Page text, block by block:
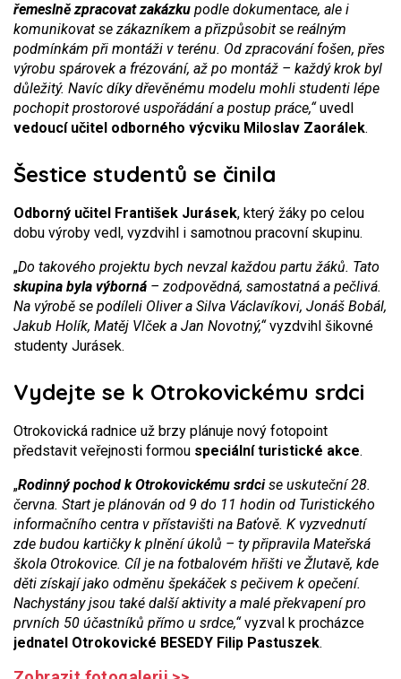
řemeslně zpracovat zakázku podle dokumentace, ale i
komunikovat se zákazníkem a přizpůsobit se reálným
podmínkám při montáži v terénu. Od zpracování fošen, přes
výrobu spárovek a frézování, až po montáž – každý krok byl
důležitý. Navíc díky dřevěnému modelu mohli studenti lépe
pochopit prostorové uspořádání a postup práce,“uvedl
vedoucí učitel odborného výcviku Miloslav Zaorálek.
Šestice studentů se činila
Odborný učitel František Jurásek, který žáky po celou
dobu výroby vedl, vyzdvihl i samotnou pracovní skupinu.
„Do takového projektu bych nevzal každou partu žáků. Tato
skupina byla výborná – zodpovědná, samostatná a pečlivá.
Na výrobě se podíleli Oliver a Silva Václavíkovi, Jonáš Bobál,
Jakub Holík, Matěj Vlček a Jan Novotný,“vyzdvihl šikovné
studenty Jurásek.
Vydejte se k Otrokovickému srdci
Otrokovická radnice už brzy plánuje nový fotopoint
představit veřejnosti formou speciální turistické akce.
„Rodinný pochod k Otrokovickému srdcise uskuteční 28.
června. Start je plánován od 9 do 11 hodin od Turistického
informačního centra v přístavišti na Baťově. K vyzvednutí
zde budou kartičky k plnění úkolů – ty připravila Mateřská
škola Otrokovice. Cíl je na fotbalovém hřišti ve Žlutavě, kde
děti získají jako odměnu špekáček s pečivem k opečení.
Nachystány jsou také další aktivity a malé překvapení pro
prvních 50 účastníků přímo u srdce,“vyzval k procházce
jednatel Otrokovické BESEDY Filip Pastuszek.